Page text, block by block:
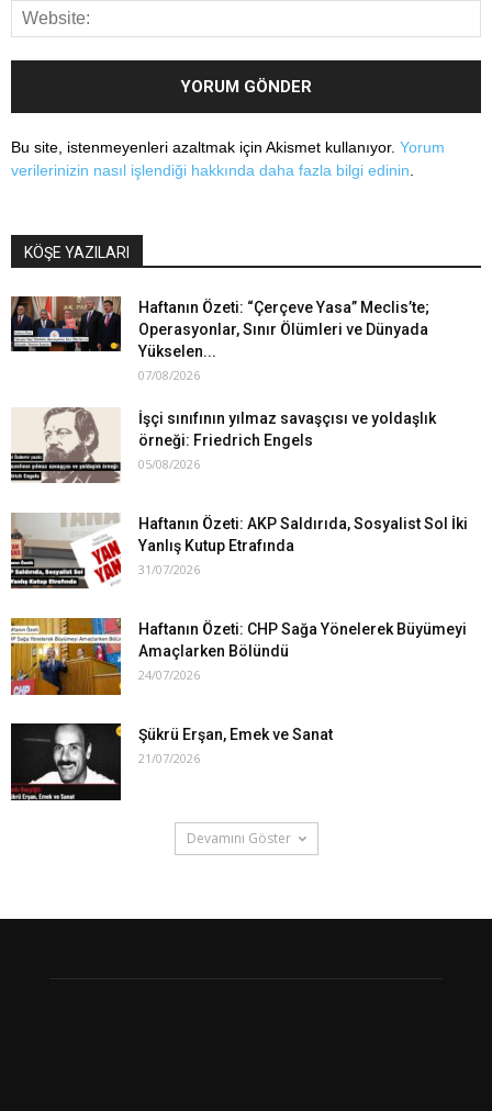
Bu site, istenmeyenleri azaltmak için Akismet kullanıyor. Yorum
verilerinizin nasıl işlendiği hakkında daha fazla bilgi edinin
KÖŞE YAZILARI
Haftanın Özeti: “Çerçeve Yasa” Meclis’te;
Operasyonlar, Sınır Ölümleri ve Dünyada
Yükselen...
07/08/2026
İşçi sınıfının yılmaz savaşçısı ve yoldaşlık
örneği: Friedrich Engels
05/08/2026
Haftanın Özeti: AKP Saldırıda, Sosyalist Sol İki
Yanlış Kutup Etrafında
31/07/2026
Haftanın Özeti: CHP Sağa Yönelerek Büyümeyi
Amaçlarken Bölündü
24/07/2026
Şükrü Erşan, Emek ve Sanat
21/07/2026
Devamını Göster